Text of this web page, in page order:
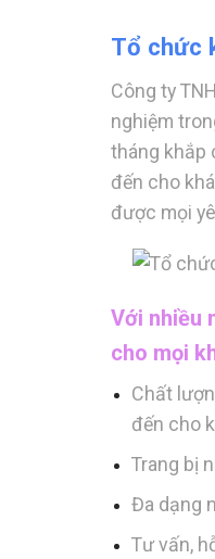
Tổ chức
Công ty
nghiệm
tháng khắp
đến cho
được mọi
Với nhiều
cho mọi
Chất
đến cho
Trang bị
Đa dạng
Tư vấn,